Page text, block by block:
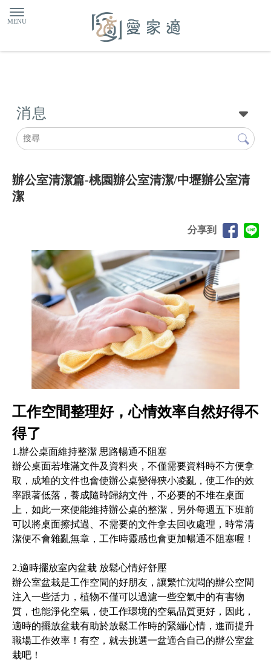
消息
辦公室清潔篇-桃園辦公室清潔/中壢辦公室清
潔
分享到
工作空間整理好，心情效率自然好得不
得了
1.辦公桌面維持整潔 思路暢通不阻塞
辦公桌面若堆滿文件及資料夾，不僅需要資料時不方便拿
取，成堆的文件也會使辦公桌變得狹小凌亂，使工作的效
率跟著低落，養成隨時歸納文件，不必要的不堆在桌面
上，如此一來便能維持辦公桌的整潔，另外每週五下班前
可以將桌面擦拭過、不需要的文件拿去回收處理，時常清
潔便不會雜亂無章，工作時靈感也會更加暢通不阻塞喔！
2.適時擺放室內盆栽 放鬆心情好舒壓
辦公室盆栽是工作空間的好朋友，讓繁忙沈悶的辦公空間
注入一些活力，植物不僅可以過濾一些空氣中的有害物
質，也能淨化空氣，使工作環境的空氣品質更好，因此，
適時的擺放盆栽有助於放鬆工作時的緊繃心情，進而提升
職場工作效率！有空，就去挑選一盆適合自己的辦公室盆
栽吧！